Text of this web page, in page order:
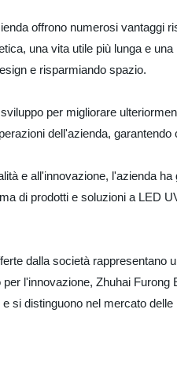
offrono numerosi vantaggi
una vita utile più lunga e
e risparmiando spazio.
per migliorare
dell'azienda,
e all'innovazione, l'azienda
di prodotti e soluzioni a LED
dalla società rappresentano
l'innovazione, Zhuhai
si distinguono nel mercato delle